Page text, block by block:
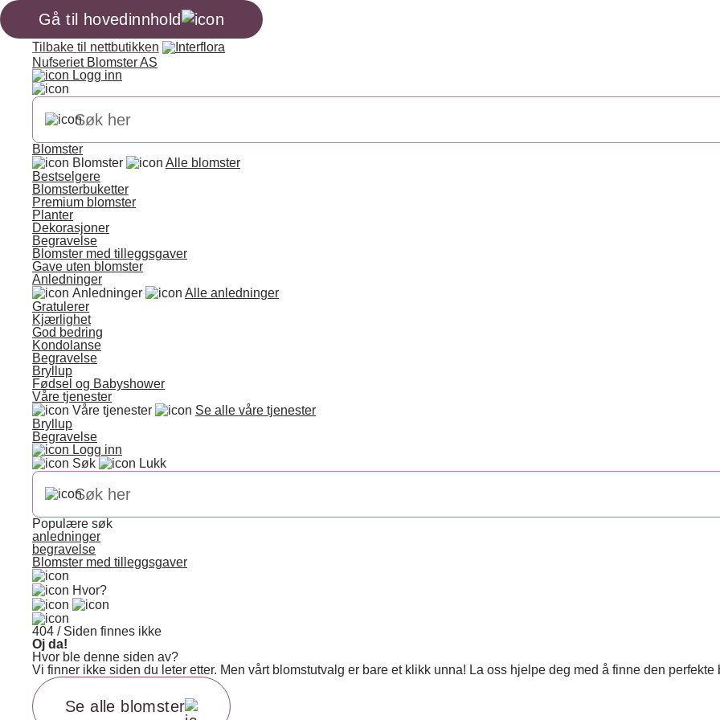
Gå til hovedinnhold
Tilbake til nettbutikken
Nufseriet Blomster AS
Logg inn
Blomster
Blomster
Alle blomster
Bestselgere
Blomsterbuketter
Premium blomster
Planter
Dekorasjoner
Begravelse
Blomster med tilleggsgaver
Gave uten blomster
Anledninger
Anledninger
Alle anledninger
Gratulerer
Kjærlighet
God bedring
Kondolanse
Begravelse
Bryllup
Fødsel og Babyshower
Våre tjenester
Våre tjenester
Se alle våre tjenester
Bryllup
Begravelse
Logg inn
Søk
Lukk
Populære søk
anledninger
begravelse
Blomster med tilleggsgaver
Hvor?
404 / Siden finnes ikke
Oj da!
Hvor ble denne siden av?
Vi finner ikke siden du leter etter. Men vårt blomstutvalg er bare et klikk unna! La oss hjelpe deg med å finne den perfekte
Se alle blomster